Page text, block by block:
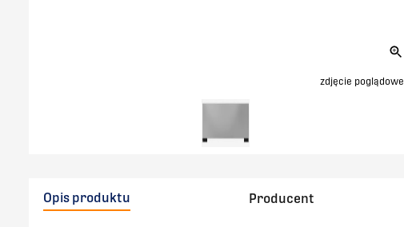
zdjęcie poglądowe
Opis produktu Producent